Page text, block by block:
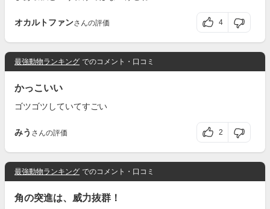
オカルトファンさんの評価 4
最強動物ランキング でのコメント・口コミ
かっこいい
ゴツゴツしていてすごい
みう さんの評価 2
最強動物ランキング でのコメント・口コミ
角の突進は、威力抜群！